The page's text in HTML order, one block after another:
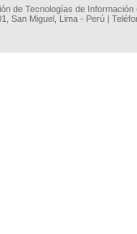
de Tecnologías de
San Miguel, Lima - Perú |